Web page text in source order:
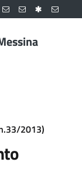
2013)